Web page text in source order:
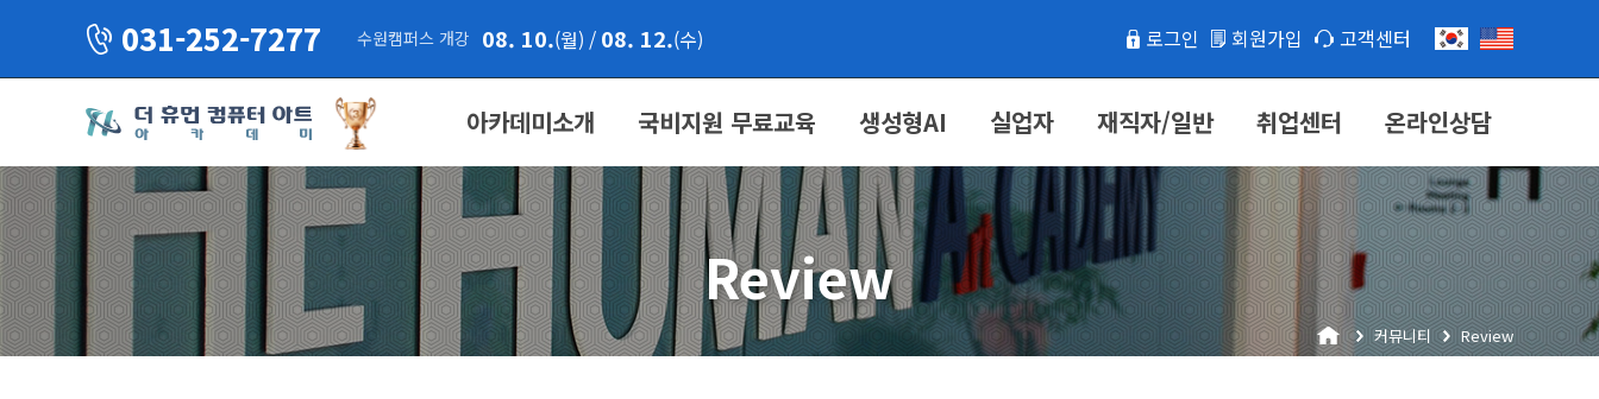
031-252-7277 수원캠퍼스 개강 08. 10.(월) / 08. 12.(수) 로그인 회원가입 고객센터
아카데미소개 국비지원 무료교육 생성형AI 실업자 재직자/일반 취업센터 온라인상담
Review
커뮤니티 Review